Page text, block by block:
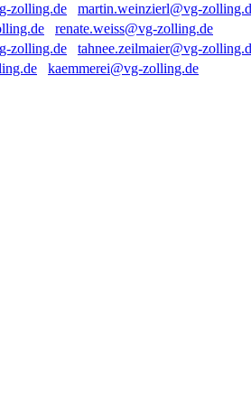
martin.weinzierl@vg-
renate.weiss@vg-zolling.de
tahnee.zeilmaier@vg-
kaemmerei@vg-zolling.de